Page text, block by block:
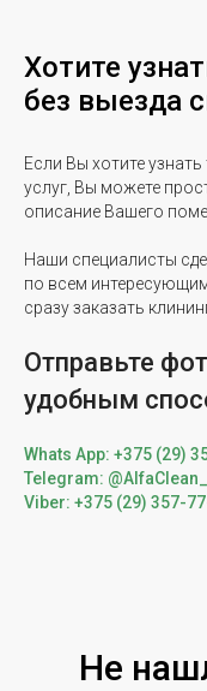
Хотите
без выезда
Если Вы хотите
услуг, Вы можете
описание Вашего
Наши специалисты
по всем
сразу заказать
Отправьте
удобным
Whats App: +375 (29)
Telegram:
Viber: +375 (29) 357-
Не